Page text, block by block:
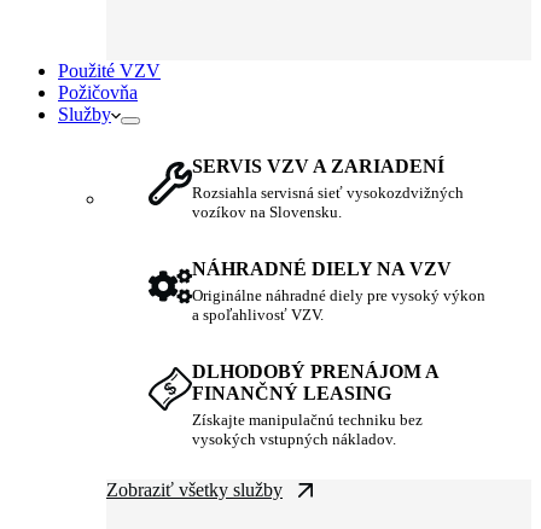
Použité VZV
Požičovňa
Služby
SERVIS VZV A ZARIADENÍ
Rozsiahla servisná sieť vysokozdvižných
vozíkov na Slovensku.
NÁHRADNÉ DIELY NA VZV
Originálne náhradné diely pre vysoký výkon
a spoľahlivosť VZV.
DLHODOBÝ PRENÁJOM A
FINANČNÝ LEASING
Získajte manipulačnú techniku bez
vysokých vstupných nákladov.
Zobraziť všetky služby